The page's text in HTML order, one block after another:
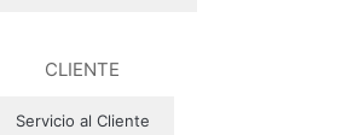
CLIENTE
Servicio al Cliente